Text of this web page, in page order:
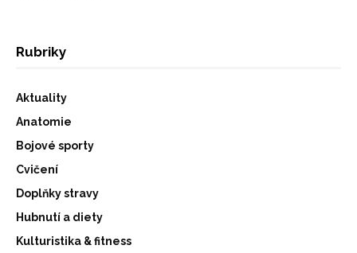
Rubriky
Aktuality
Anatomie
Bojové sporty
Cvičení
Doplňky stravy
Hubnutí a diety
Kulturistika & fitness